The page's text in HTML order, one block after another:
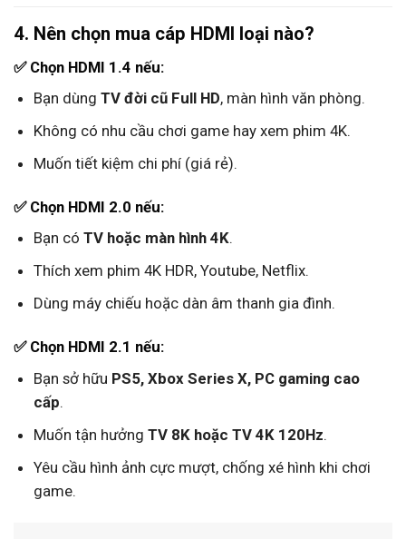
4. Nên chọn mua cáp HDMI loại nào?
✅ Chọn HDMI 1.4 nếu:
Bạn dùng TV đời cũ Full HD, màn hình văn phòng.
Không có nhu cầu chơi game hay xem phim 4K.
Muốn tiết kiệm chi phí (giá rẻ).
✅ Chọn HDMI 2.0 nếu:
Bạn có TV hoặc màn hình 4K.
Thích xem phim 4K HDR, Youtube, Netflix.
Dùng máy chiếu hoặc dàn âm thanh gia đình.
✅ Chọn HDMI 2.1 nếu:
Bạn sở hữu PS5, Xbox Series X, PC gaming cao
cấp.
Muốn tận hưởng TV 8K hoặc TV 4K 120Hz.
Yêu cầu hình ảnh cực mượt, chống xé hình khi chơi
game.